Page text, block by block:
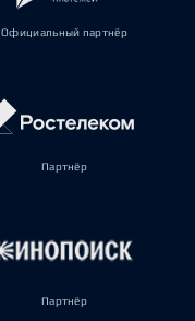
Официальный партнёр
Партнёр
Партнёр